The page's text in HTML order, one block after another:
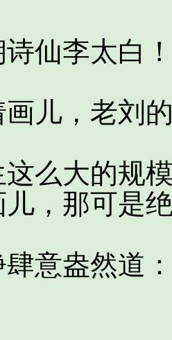
仙李太白
，老刘的
大的规模
，那可是
盎然道：